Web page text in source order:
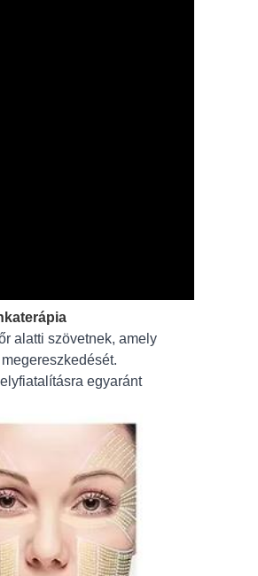
alatti szövetnek, amely
egyaránt